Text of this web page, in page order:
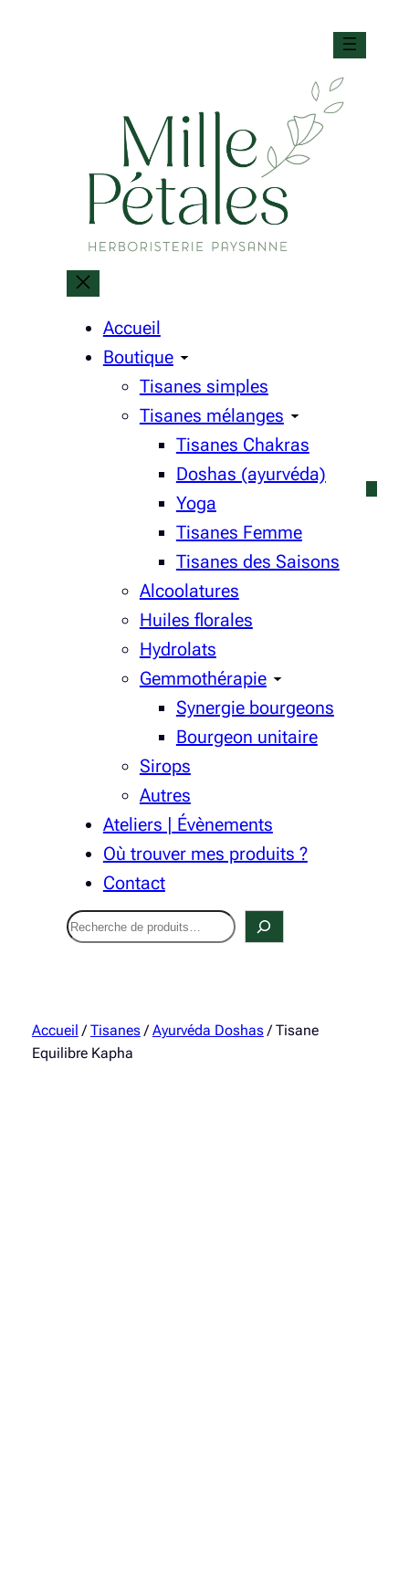
Accueil
Boutique
Tisanes simples
Tisanes mélanges
Tisanes Chakras
Doshas (ayurvéda)
Yoga
Tisanes Femme
Tisanes des Saisons
Alcoolatures
Huiles florales
Hydrolats
Gemmothérapie
Synergie bourgeons
Bourgeon unitaire
Sirops
Autres
Ateliers | Évènements
Où trouver mes produits ?
Contact
Recherche
Accueil / Tisanes/ Ayurvéda Doshas/ Tisane
Equilibre Kapha